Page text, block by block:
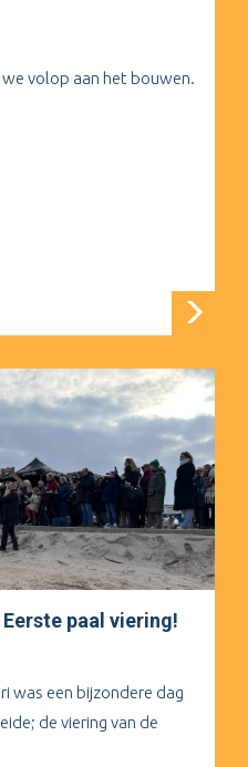
volop aan het bouwen.
paal viering!
was een bijzondere dag
de viering van de